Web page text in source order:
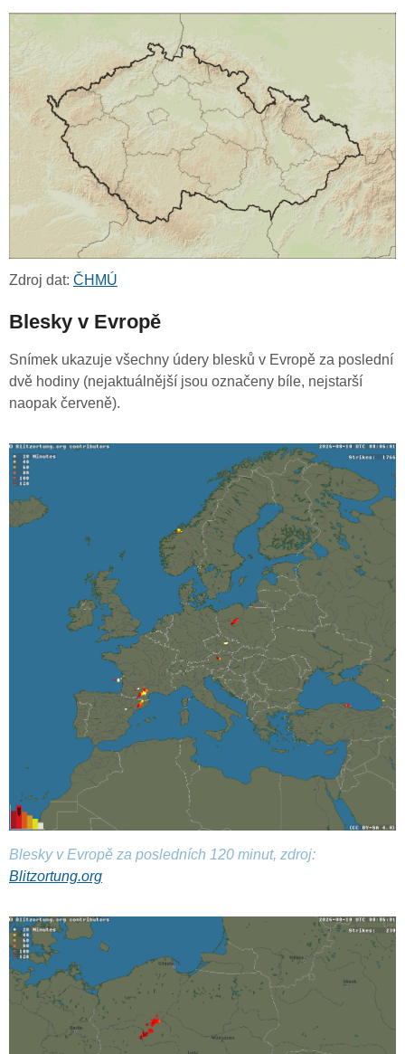
Zdroj dat: ČHMÚ
Blesky v Evropě
Snímek ukazuje všechny údery blesků v Evropě za poslední
dvě hodiny (nejaktuálnější jsou označeny bíle, nejstarší
naopak červeně).
Blesky v Evropě za posledních 120 minut, zdroj:
Blitzortung.org